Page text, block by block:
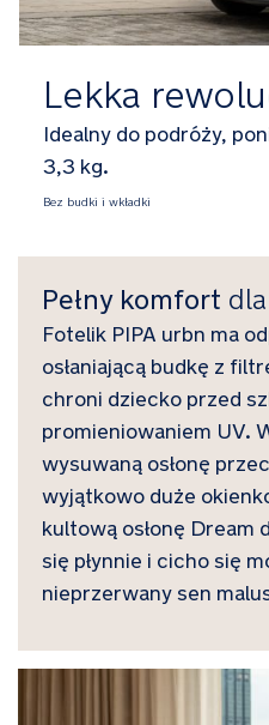
Lekka
Idealny do podróży,
3,3 kg.
Bez budki i wkładki
Pełny komfort
Fotelik PIPA urbn ma
osłaniającą budkę z
chroni dziecko przed
promieniowaniem UV.
wysuwaną osłonę
wyjątkowo duże
kultową osłonę
się płynnie i cicho się
nieprzerwany sen